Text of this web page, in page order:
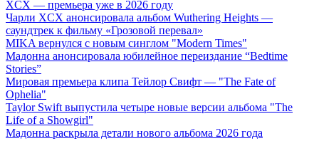
XCX — премьера уже в 2026 году
Чарли XCX анонсировала альбом Wuthering Heights —
саундтрек к фильму «Грозовой перевал»
MIKA вернулся с новым синглом "Modern Times"
Мадонна анонсировала юбилейное переиздание “Bedtime
Stories”
Мировая премьера клипа Тейлор Свифт — "The Fate of
Ophelia"
Taylor Swift выпустила четыре новые версии альбома "The
Life of a Showgirl"
Мадонна раскрыла детали нового альбома 2026 года